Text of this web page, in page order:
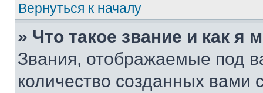
Вернуться к началу
» Что такое звание и как я
Звания, отображаемые под
количество созданных